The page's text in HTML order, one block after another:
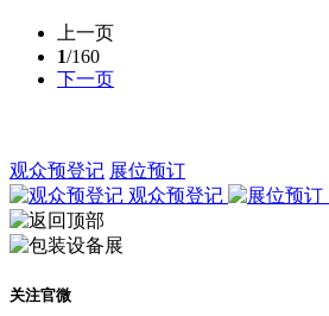
上一页
1/160
下一页
观众预登记 展位预订
观众预登记
关注官微